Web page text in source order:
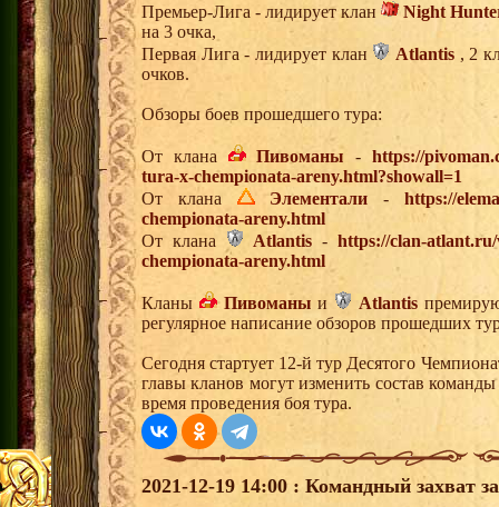
Премьер-Лига - лидирует клан
Night
на 3 очка,
Первая Лига - лидирует клан
Atlantis , 2
очков.
Обзоры боев прошедшего тура:
От клана Пивоманы -https://
tura-x-chempionata-areny.html?showall=1
От клана
Элементали -https://
chempionata-areny.html
От клана
Atlantis -https://clan-atlant.ru/
chempionata-areny.html
Кланы Пивоманы и Atlantis
регулярное написание обзоров прошедших
Сегодня стартует 12-й тур Десятого
главы кланов могут изменить состав
время проведения боя тура.
2021-12-19 14:00 : Командный захват